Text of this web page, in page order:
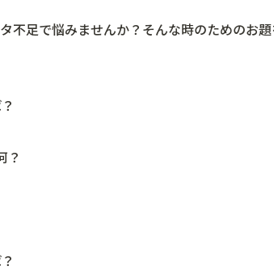
不足で悩みませんか？そんな時のためのお題
？